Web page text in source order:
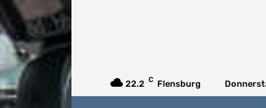
22.2 C Flensburg